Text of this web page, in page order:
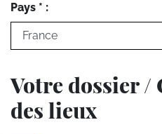
Pays * :
Votre dossier /
des lieux